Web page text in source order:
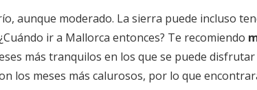
aunque moderado. La sierra puede incluso
ir a Mallorca entonces? Te recomiendo
más tranquilos en los que se puede
los meses más calurosos, por lo que